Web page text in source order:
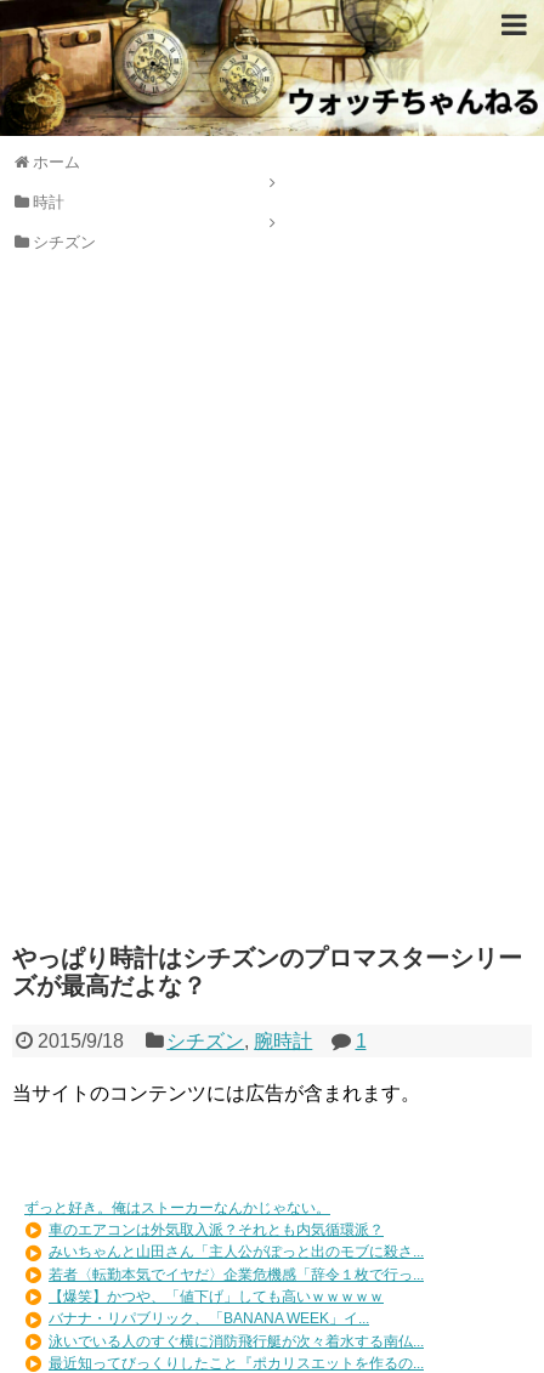
ホーム
時計
シチズン
やっぱり時計はシチズンのプロマスターシリー
ズが最高だよな？
2015/9/18 シチズン, 腕時計 1
当サイトのコンテンツには広告が含まれます。
ずっと好き。俺はストーカーなんかじゃない。
車のエアコンは外気取入派？それとも内気循環派？
みいちゃんと山田さん「主人公がぽっと出のモブに殺さ...
若者〈転勤本気でイヤだ〉企業危機感「辞令１枚で行っ...
【爆笑】かつや、「値下げ」しても高いｗｗｗｗｗ
バナナ・リパブリック、「BANANA WEEK」イ...
泳いでいる人のすぐ横に消防飛行艇が次々着水する南仏...
最近知ってびっくりしたこと『ポカリスエットを作るの...